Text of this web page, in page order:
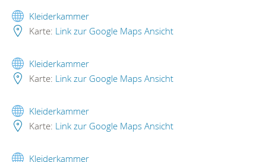
Kleiderkammer
Karte: Link zur Google Maps Ansicht
Kleiderkammer
Karte: Link zur Google Maps Ansicht
Kleiderkammer
Karte: Link zur Google Maps Ansicht
Kleiderkammer